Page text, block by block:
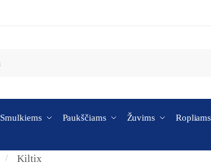
Smulkiems Paukščiams Žuvims Ropliams
/ Kiltix